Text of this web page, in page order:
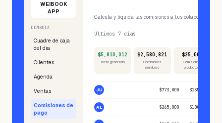
WEIBOOK
APP
CONSOLA
Cuadre de caja
del día
Clientes
Agenda
Ventas
Comisiones de
pago
Calcula y liquida las comisiones a tus colaboradores
Últimos 7 días
$5,810,012
Total generado
$2,580,821
Comisiones
servicios
$25,000
Comisiones
productos
JU $773,000 $235,322
AL $265,000 $100,000